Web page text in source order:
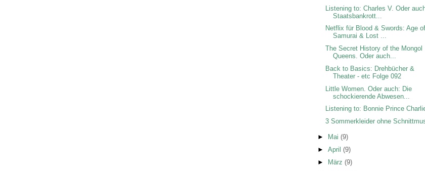
Listening to: Charles V. Oder
Staatsbankrott...
Netflix für Blood & Swords: Age
Samurai & Lost ...
The Secret History of the Mongol
Queens. Oder auch...
Back to Basics: Drehbücher &
Theater - etc Folge 092
Little Women. Oder auch: Die
schockierende Abwesen...
Listening to: Bonnie Prince
3 Sommerkleider ohne
► Mai (9)
► April (9)
►
März (9)